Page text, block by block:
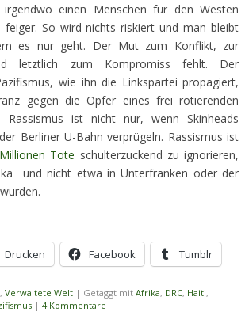
irgendwo einen Menschen für den Westen
feiger. So wird nichts riskiert und man bleibt
es nur geht. Der Mut zum Konflikt, zur
letztlich zum Kompromiss fehlt. Der
wie ihn die Linkspartei propagiert,
gegen die Opfer eines frei rotierenden
Rassismus ist nicht nur, wenn Skinheads
Berliner U-Bahn verprügeln. Rassismus ist
Tote schulterzuckend zu ignorieren,
und nicht etwa in Unterfranken oder der
Drucken Facebook Tumblr
, Verwaltete Welt | Getaggt mit Afrika, DRC, Haiti,
| 4 Kommentare